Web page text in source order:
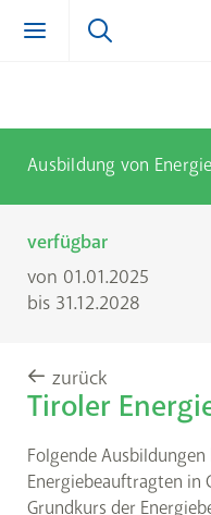
Ausbildung von
verfügbar
von 01.01.2025
bis 31.12.2028
zurück
Tiroler
Folgende
Energiebeauftragten in
Grundkurs der